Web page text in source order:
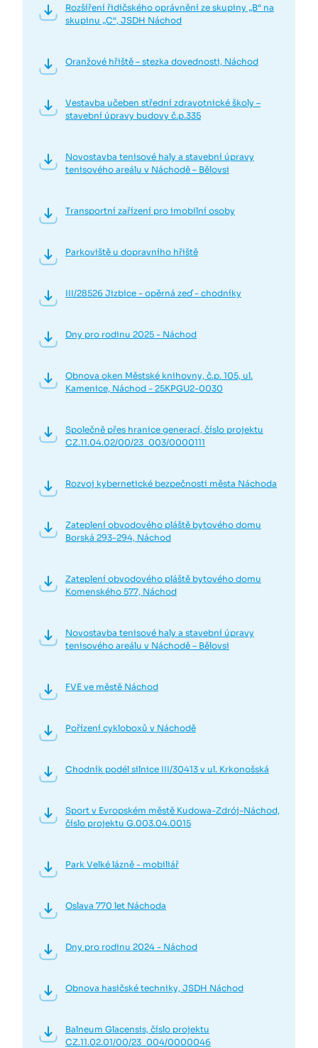
Rozšíření řidičského oprávnění ze skupiny „B“ na
skupinu „C“, JSDH Náchod
Oranžové hřiště – stezka dovednosti, Náchod
Vestavba učeben střední zdravotnické školy –
stavební úpravy budovy č.p.335
Novostavba tenisové haly a stavební úpravy
tenisového areálu v Náchodě – Bělovsi
Transportní zařízení pro imobilní osoby
Parkoviště u dopravního hřiště
III/28526 Jizbice - opěrná zeď - chodníky
Dny pro rodinu 2025 - Náchod
Obnova oken Městské knihovny, č.p. 105, ul.
Kamenice, Náchod - 25KPGU2-0030
Společně přes hranice generací, číslo projektu
CZ.11.04.02/00/23_003/0000111
Rozvoj kybernetické bezpečnosti města Náchoda
Zateplení obvodového pláště bytového domu
Borská 293-294, Náchod
Zateplení obvodového pláště bytového domu
Komenského 577, Náchod
Novostavba tenisové haly a stavební úpravy
tenisového areálu v Náchodě – Bělovsi
FVE ve městě Náchod
Pořízení cykloboxů v Náchodě
Chodník podél silnice III/30413 v ul. Krkonošská
Sport v Evropském městě Kudowa-Zdrój-Náchod,
číslo projektu G.003.04.0015
Park Velké lázně - mobiliář
Oslava 770 let Náchoda
Dny pro rodinu 2024 - Náchod
Obnova hasičské techniky, JSDH Náchod
Balneum Glacensis, číslo projektu
CZ.11.02.01/00/23_004/0000046